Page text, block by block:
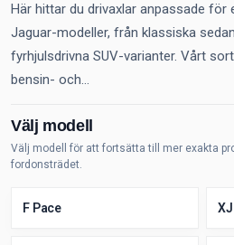
Här hittar du drivaxlar anpassade
Jaguar-modeller, från klassiska
fyrhjulsdrivna SUV-varianter. Vårt
bensin- och...
Välj modell
Välj modell för att fortsätta till mer exakta
fordonsträdet.
F Pace XJ